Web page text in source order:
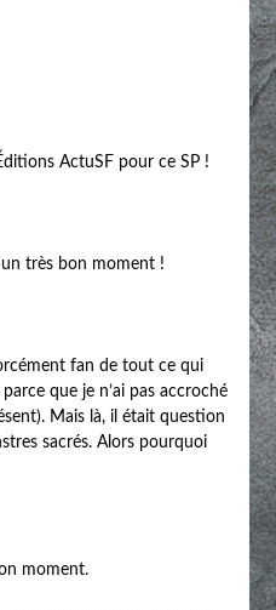
ActuSF pour ce SP !
très bon moment !
fan de tout ce qui
que je n’ai pas accroché
Mais là, il était question
sacrés. Alors pourquoi
moment.